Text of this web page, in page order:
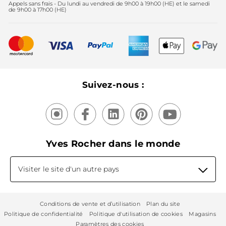
2025
Fête des mères
Nouveautés
Recyclage
Appels sans frais - Du lundi au vendredi de 9h00 à 19h00 (HE) et le samedi
de 9h00 à 17h00 (HE)
Suivez-nous :
Yves Rocher dans le monde
Visiter le site d'un autre pays
Conditions de vente et d’utilisation
Plan du site
Politique de confidentialité
Politique d'utilisation de cookies
Magasins
Paramètres des cookies